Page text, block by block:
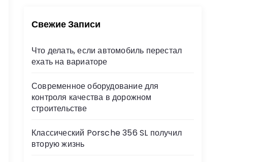
:Свежие Записи
Что делать, если автомобиль перестал
ехать на вариаторе
Современное оборудование для
контроля качества в дорожном
строительстве
Классический Porsche 356 SL получил
вторую жизнь